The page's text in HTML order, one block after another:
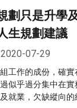
劃只是升學
生規劃建議
2020-07-29
工作的成份，確
似乎過分集中在
就業，欠缺縱向的